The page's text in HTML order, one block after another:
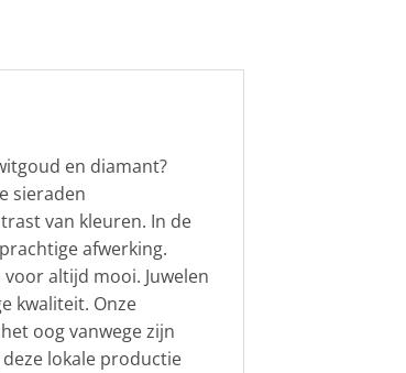
en diamant?
sieraden
van kleuren. In de
afwerking.
altijd mooi. Juwelen
kwaliteit. Onze
oog vanwege zijn
lokale productie